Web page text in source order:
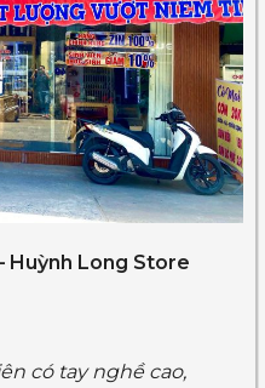
Huỳnh Long Store
có tay nghề cao,